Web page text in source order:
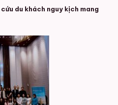
du khách nguy kịch mang